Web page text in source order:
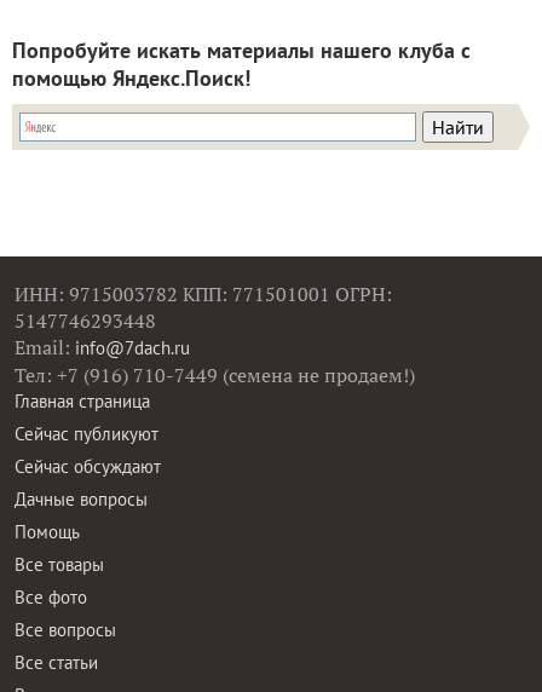
Попробуйте искать материалы нашего клуба с
помощью Яндекс.Поиск!
ИНН: 9715003782 КПП: 771501001 ОГРН:
5147746293448
Email: info@7dach.ru
Тел: +7 (916) 710-7449 (семена не продаем!)
Главная страница
Сейчас публикуют
Сейчас обсуждают
Дачные вопросы
Помощь
Все товары
Все фото
Все вопросы
Все статьи